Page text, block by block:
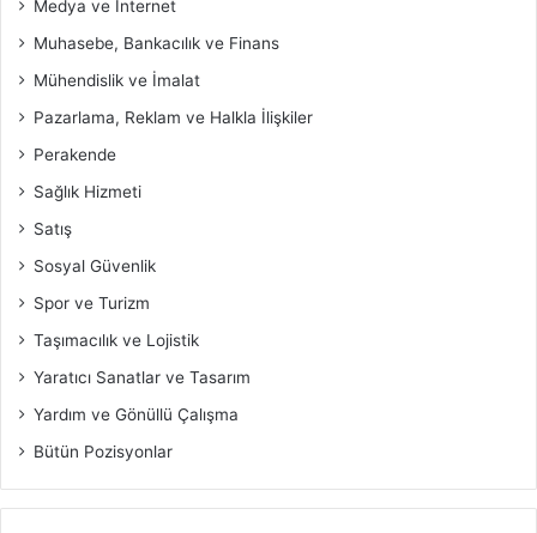
Medya ve İnternet
Muhasebe, Bankacılık ve Finans
Mühendislik ve İmalat
Pazarlama, Reklam ve Halkla İlişkiler
Perakende
Sağlık Hizmeti
Satış
Sosyal Güvenlik
Spor ve Turizm
Taşımacılık ve Lojistik
Yaratıcı Sanatlar ve Tasarım
Yardım ve Gönüllü Çalışma
Bütün Pozisyonlar